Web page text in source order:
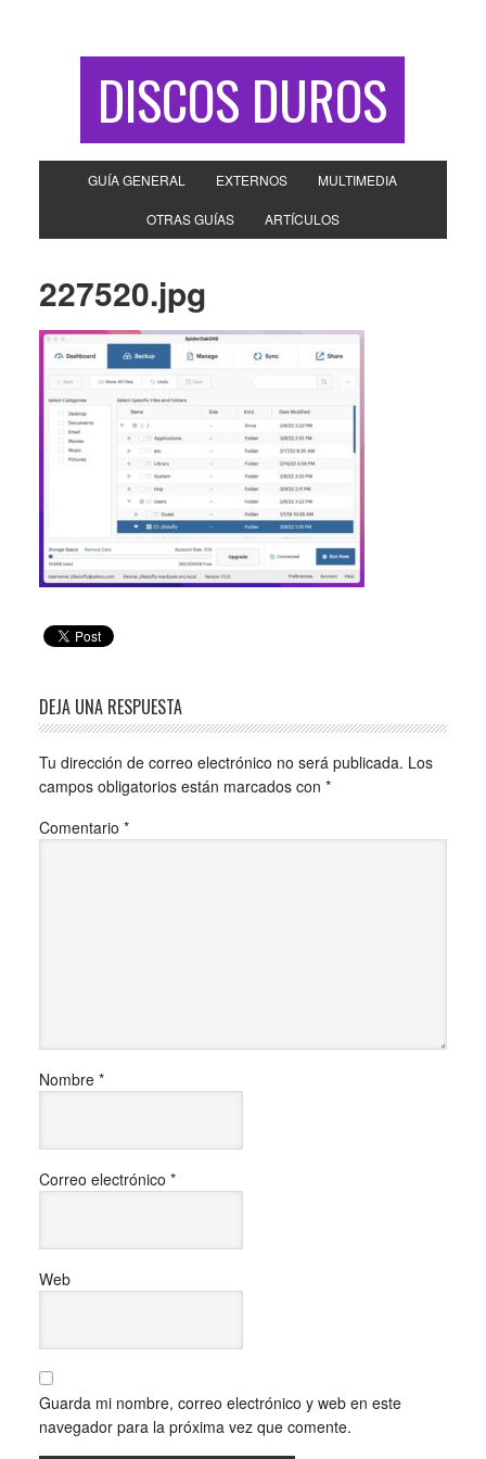
DISCOS DUROS
GUÍA GENERAL EXTERNOS MULTIMEDIA
OTRAS GUÍAS ARTÍCULOS
227520.jpg
DEJA UNA RESPUESTA
Tu dirección de correo electrónico no será publicada. Los
campos obligatorios están marcados con *
Comentario *
Nombre *
Correo electrónico *
Web
Guarda mi nombre, correo electrónico y web en este
navegador para la próxima vez que comente.